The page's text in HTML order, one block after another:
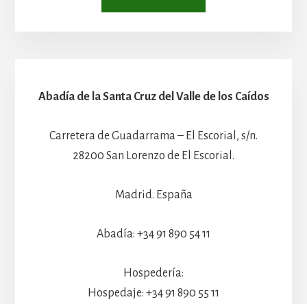
Abadía de la Santa Cruz del Valle de los Caídos
Carretera de Guadarrama – El Escorial, s/n.
28200 San Lorenzo de El Escorial.
Madrid. España
Abadía: +34 91 890 54 11
Hospedería:
Hospedaje: +34 91 890 55 11